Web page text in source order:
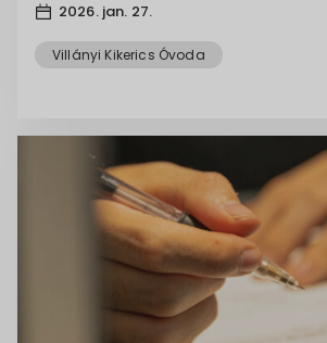
2026. jan. 27.
Villányi Kikerics Óvoda